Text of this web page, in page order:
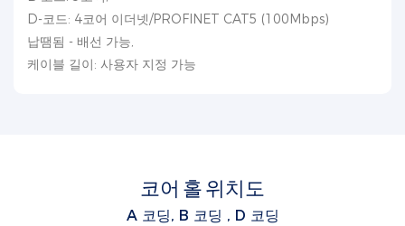
D-코드: 4코어 이더넷/PROFINET CAT5 (100Mbps)
납땜됨 - 배선 가능,
케이블 길이: 사용자 지정 가능
코어 홀 위치도
A 코딩, B 코딩 , D 코딩